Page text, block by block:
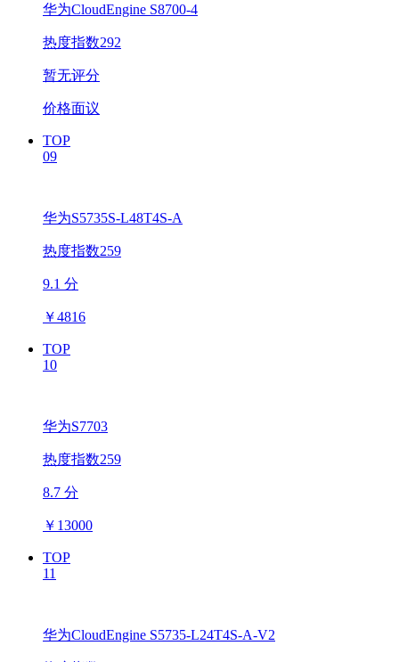
华为CloudEngine S8700-4
热度指数292
暂无评分
价格面议
TOP
09
华为S5735S-L48T4S-A
热度指数259
9.1 分
￥4816
TOP
10
华为S7703
热度指数259
8.7 分
￥ 13000
TOP
11
华为CloudEngine S5735-L24T4S-A-V2